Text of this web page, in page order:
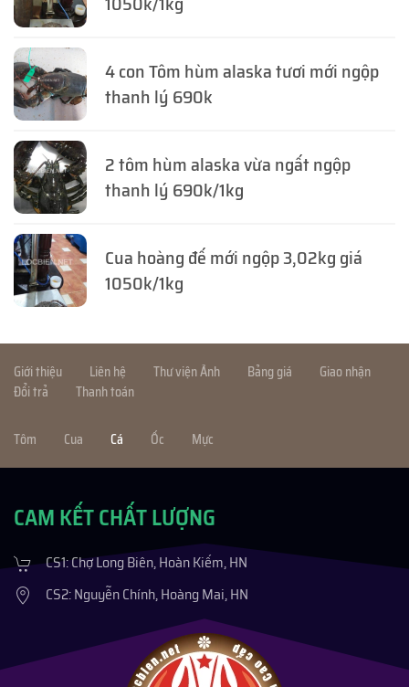
4 con Tôm hùm alaska tươi mới ngộp
thanh lý 690k
2 tôm hùm alaska vừa ngất ngộp
thanh lý 690k/1kg
Cua hoàng đế mới ngộp 3,02kg giá
1050k/1kg
Giới thiệu Liên hệ Thư viện Ảnh Bảng giá
Giao nhận
Đổi trả
Thanh toán
Tôm Cua Cá Ốc Mực
CAM KẾT CHẤT LƯỢNG
CS1: Chợ Long Biên, Hoàn Kiếm, HN
CS2: Nguyễn Chính, Hoàng Mai, HN